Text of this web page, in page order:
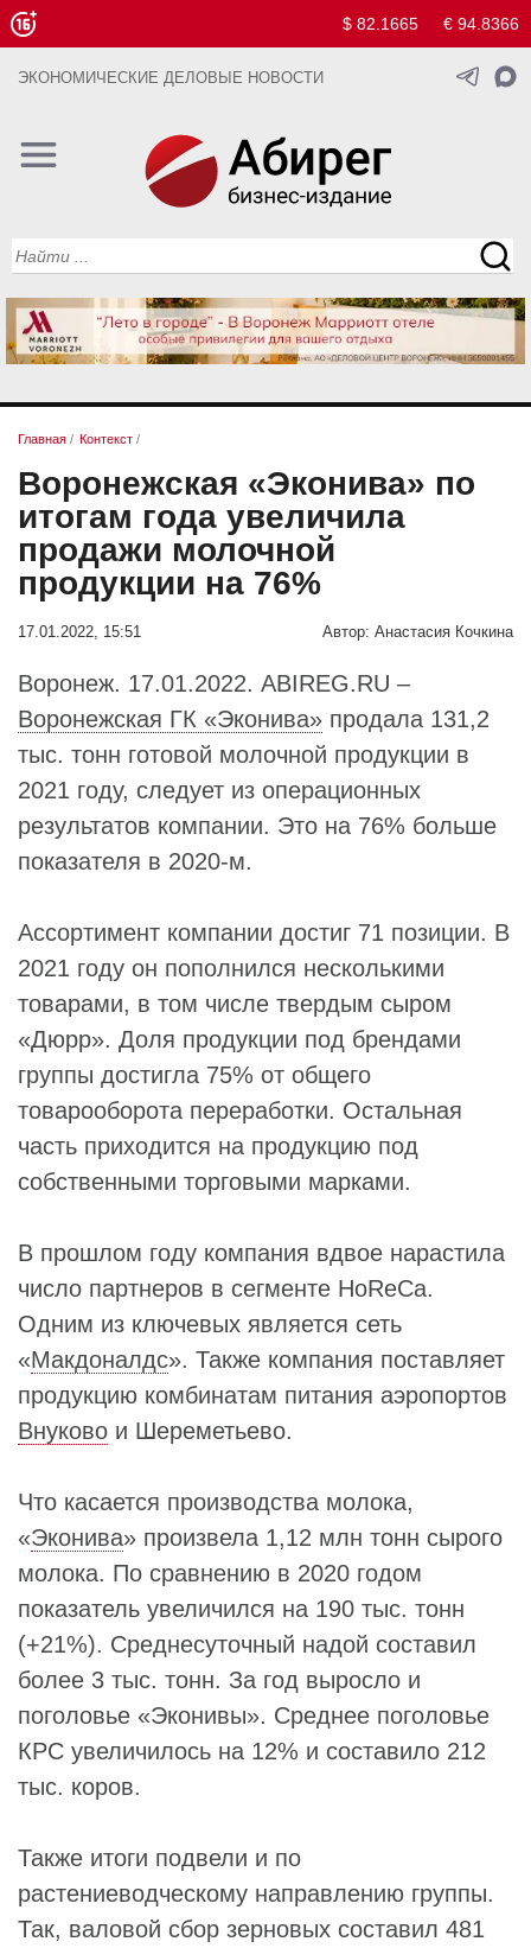
$ 82.1665 € 94.8366
ЭКОНОМИЧЕСКИЕ ДЕЛОВЫЕ НОВОСТИ
Главная / Контекст /
Воронежская «Эконива» по
итогам года увеличила
продажи молочной
продукции на 76%
17.01.2022, 15:51 Автор: Анастасия Кочкина
Воронеж. 17.01.2022. ABIREG.RU –
Воронежская ГК «Эконива» продала 131,2
тыс. тонн готовой молочной продукции в
2021 году, следует из операционных
результатов компании. Это на 76% больше
показателя в 2020-м.
Ассортимент компании достиг 71 позиции. В
2021 году он пополнился несколькими
товарами, в том числе твердым сыром
«Дюрр». Доля продукции под брендами
группы достигла 75% от общего
товарооборота переработки. Остальная
часть приходится на продукцию под
собственными торговыми марками.
В прошлом году компания вдвое нарастила
число партнеров в сегменте HoReCa.
Одним из ключевых является сеть
«Макдоналдс». Также компания поставляет
продукцию комбинатам питания аэропортов
Внуково и Шереметьево.
Что касается производства молока,
«Эконива» произвела 1,12 млн тонн сырого
молока. По сравнению в 2020 годом
показатель увеличился на 190 тыс. тонн
(+21%). Среднесуточный надой составил
более 3 тыс. тонн. За год выросло и
поголовье «Эконивы». Среднее поголовье
КРС увеличилось на 12% и составило 212
тыс. коров.
Также итоги подвели и по
растениеводческому направлению группы.
Так, валовой сбор зерновых составил 481